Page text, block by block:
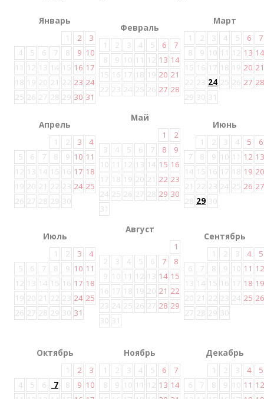
Январь
1
2
3
4
5 6 7 8 9 10
11 12 13 14 15 16 17
18 19 20 21 22 23 24
25 26 27 28 29 30 31
Февраль
1
2 3 4 5 6
7
8
9 10 11 12 13 14
15 16 17 18 19 20 21
22 23 24 25 26 27 28
Март
1
2 3 4 5 6
7
8
9 10 11 12 13 14
15 16 17 18 19 20 21
22 23 24 25 26 27 28
29 30 31
Апрель
1
2 3
4
5
6 7 8 9 10 11
12 13 14 15 16 17 18
19 20 21 22 23 24 25
26 27 28 29 30
Май
1
2
3
4 5 6 7 8
9
10 11 12 13 14 15 16
17 18 19 20 21 22 23
24 25 26 27 28 29 30
31
Июнь
1
2 3 4 5
6
7
8 9 10 11 12 13
14 15 16 17 18 19 20
21 22 23 24 25 26 27
28 29 30
Июль
1
2 3
4
5
6 7 8 9 10 11
12 13 14 15 16 17 18
19 20 21 22 23 24 25
26 27 28 29 30 31
Август
1
2
3 4 5 6 7
8
9 10 11 12 13 14 15
16 17 18 19 20 21 22
23 24 25 26 27 28 29
30 31
Сентябрь
1
2 3 4
5
6
7 8 9 10 11 12
13 14 15 16 17 18 19
20 21 22 23 24 25 26
27 28 29 30
Октябрь
1
2
3
4
5 6 7 8 9 10
Ноябрь
1
2 3 4 5 6
7
8
9 10 11 12 13 14
Декабрь
1
2 3 4
5
6
7 8 9 10 11 12